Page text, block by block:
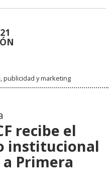
publicidad y marketing
recibe el
institucional
Primera